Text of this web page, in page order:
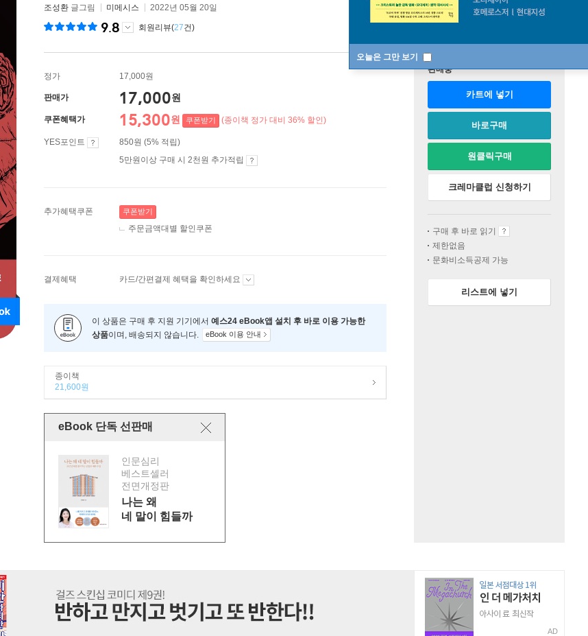
오늘은 그만 보기
조성환 글그림 미메시스 2022년 05월 20일
9.8 회원리뷰(27건)
정가 17,000원
판매가 17,000원
쿠폰혜택가 15,300원 쿠폰받기 (종이책 정가 대비 36% 할인)
YES포인트
850원 (5% 적립)
5만원이상 구매 시 2천원 추가적립
추가혜택쿠폰 쿠폰받기
주문금액대별 할인쿠폰
결제혜택 카드/간편결제 혜택을 확인하세요
이 상품은 구매 후 지원 기기에서 예스24 eBook앱 설치 후 바로 이용 가능한
상품이며, 배송되지 않습니다. eBook 이용 안내
종이책
21,600원
eBook 단독 선판매
인문심리
베스트셀러
전면개정판
나는 왜
네 말이 힘들까
판매중
카트에 넣기
바로구매
원클릭구매
크레마클럽 신청하기
구매 후 바로 읽기
제한없음
문화비소득공제 가능
리스트에 넣기
AD